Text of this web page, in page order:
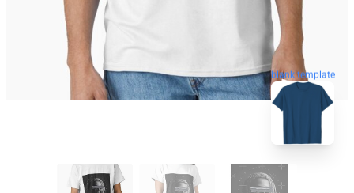
blank template